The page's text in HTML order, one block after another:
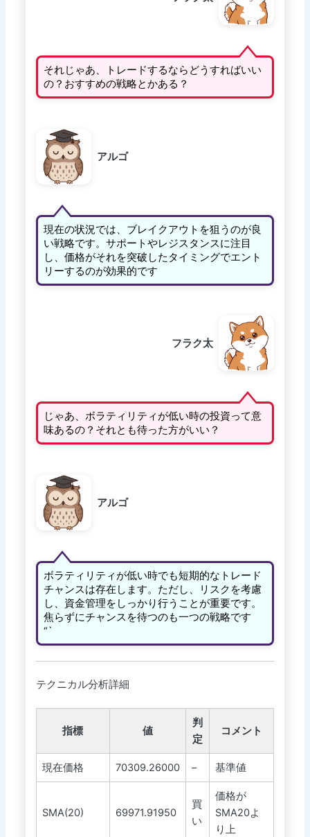
それじゃあ、トレードするならどうすればいい
の？おすすめの戦略とかある？
アルゴ
現在の状況では、ブレイクアウトを狙うのが良
い戦略です。サポートやレジスタンスに注目
し、価格がそれを突破したタイミングでエント
リーするのが効果的です
フラク太
じゃあ、ボラティリティが低い時の投資って意
味あるの？それとも待った方がいい？
アルゴ
ボラティリティが低い時でも短期的なトレード
チャンスは存在します。ただし、リスクを考慮
し、資金管理をしっかり行うことが重要です。
焦らずにチャンスを待つのも一つの戦略です
“`
テクニカル分析詳細
指標 値
判
定
コメント
現在価格 70309.26000 – 基準値
SMA(20) 69971.91950
買
い
価格が
SMA20よ
り上